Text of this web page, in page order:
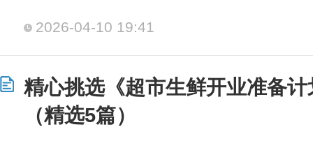
2026-04-10 19:41
精心挑选《超市生鲜开业准备
（精选5篇）